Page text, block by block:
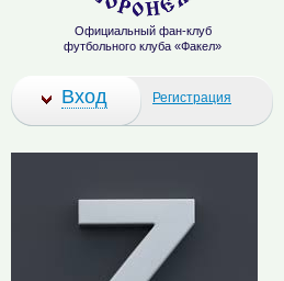
Официальный фан-клуб
футбольного клуба «Факел»
Вход Регистрация